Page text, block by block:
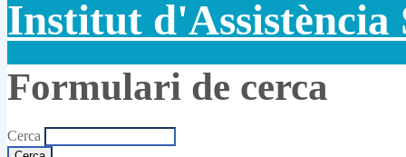
Institut d'Assistència
Formulari de cerca
Cerca